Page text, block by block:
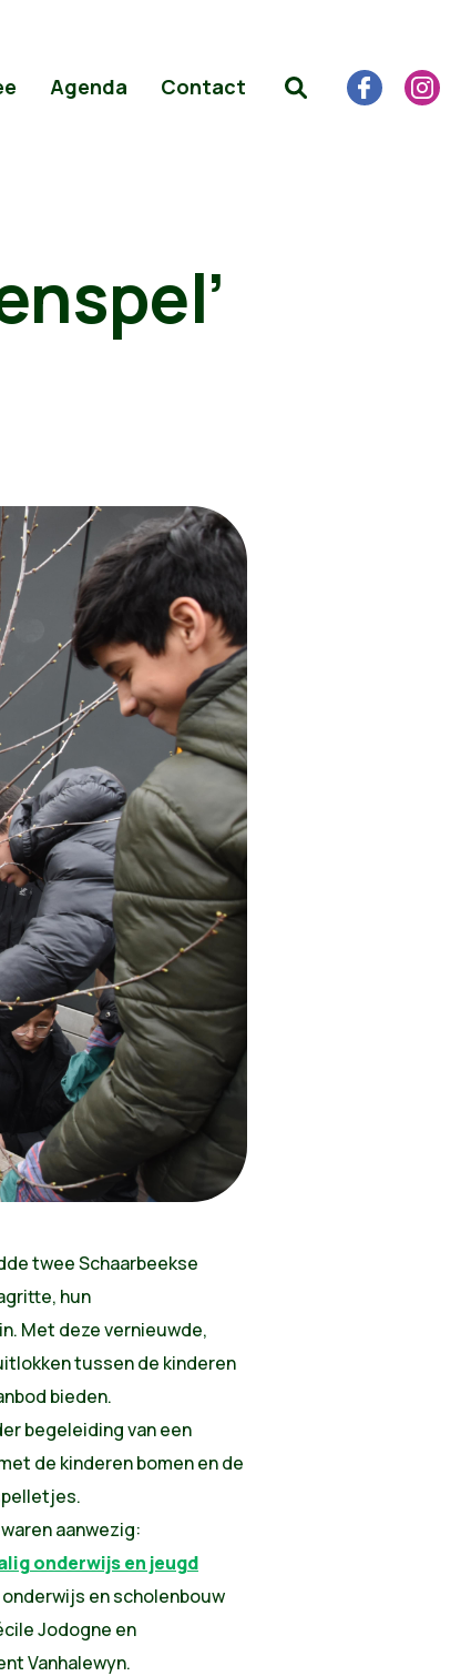
Agenda Contact
twee Schaarbeekse
hun
Met deze vernieuwde,
tussen de kinderen
bieden.
begeleiding van een
de kinderen bomen en de
aanwezig:
onderwijs en jeugd
en scholenbouw
Jodogne en
Vanhalewyn.